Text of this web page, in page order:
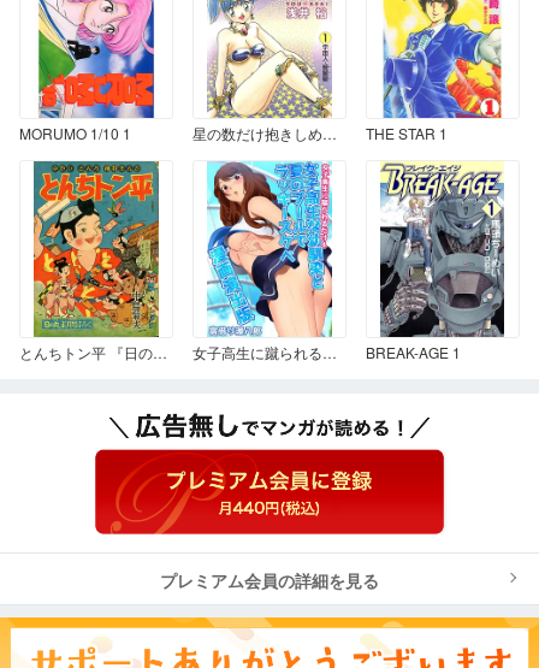
MORUMO 1/10 1 星の数だけ抱きしめて 1 THE STAR 1
とんちトン平 『日の丸』1958年正月号付録 女子高生に蹴られるだけ 4 女子高生な幼馴染と夏のプールでラッキースケベ漫画演出版 BREAK-AGE 1
プレミアム会員の詳細を見る